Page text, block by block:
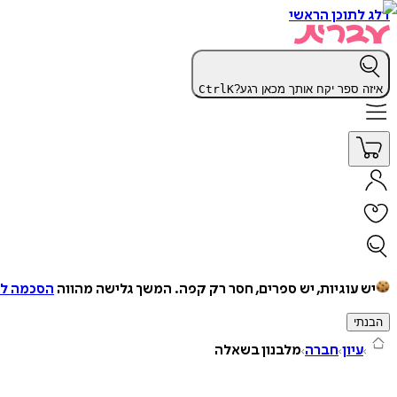
דלג לתוכן הראשי
איזה ספר יקח אותך מכאן רגע? CtrlK
יש עוגיות, יש ספרים, חסר רק קפה. המשך גלישה מהווה הסכמה
הבנתי
עיון חברה מלבנון בשאלה